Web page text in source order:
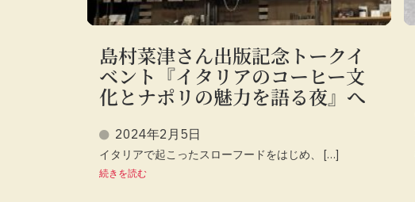
島村菜津さん出版記念トークイ
ベント『イタリアのコーヒー文
化とナポリの魅力を語る夜』へ
2024年2月5日
イタリアで起こったスローフードをはじめ、 […]
続きを読む